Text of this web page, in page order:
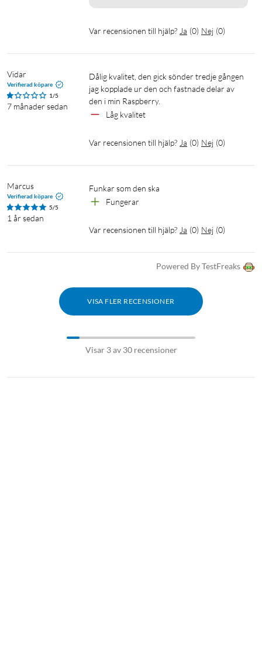
Var recensionen till hjälp? Ja (0) Nej (0)
Vidar
Verifierad köpare
1/5
7 månader sedan
Dålig kvalitet, den gick sönder tredje gången
jag kopplade ur den och fastnade delar av
den i min Raspberry.
Låg kvalitet
Var recensionen till hjälp? Ja (0) Nej (0)
Marcus
Verifierad köpare
5/5
1 år sedan
Funkar som den ska
Fungerar
Var recensionen till hjälp? Ja (0) Nej (0)
Powered By TestFreaks
VISA FLER RECENSIONER
Visar 3 av 30 recensioner